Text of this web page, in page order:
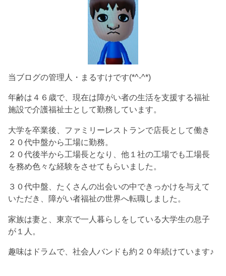
当ブログの管理人・まるすけです(*^-^*)
年齢は４６歳で、現在は障がい者の生活を支援する福祉
施設で介護福祉士として勤務しています。
大学を卒業後、ファミリーレストランで店長として働き
２０代中盤から工場に勤務。
２０代後半から工場長となり、他１社の工場でも工場長
を務め色々な経験をさせてもらいました。
３０代中盤、たくさんの出会いの中できっかけを与えて
いただき、障がい者福祉の世界へ転職しました。
家族は妻と、東京で一人暮らしをしている大学生の息子
が１人。
趣味はドラムで、社会人バンドも約２０年続けています♪